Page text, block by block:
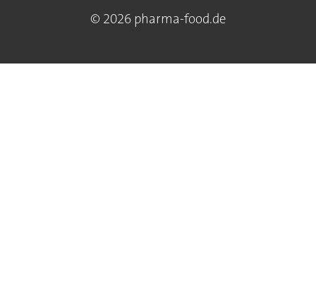
© 2026 pharma-food.de